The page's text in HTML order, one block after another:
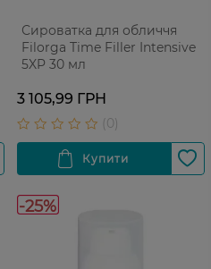
Сироватка для обличчя
Filorga Time Filler Intensive
5XP 30 мл
3 105,99 ГРН
-25%